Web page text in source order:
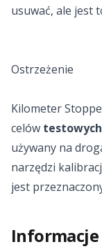
usuwać, ale jest
Ostrzeżenie
Kilometer
celów testowych
używany na
narzędzi
jest